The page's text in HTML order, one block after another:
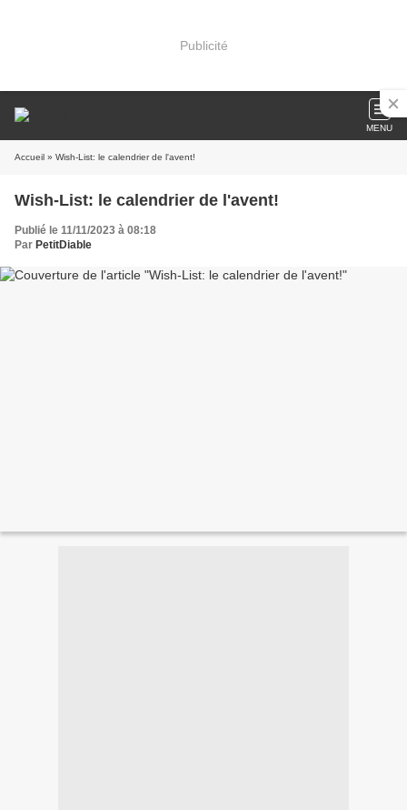
Publicité
MENU
Accueil » Wish-List: le calendrier de l'avent!
Wish-List: le calendrier de l'avent!
Publié le 11/11/2023 à 08:18
Par PetitDiable